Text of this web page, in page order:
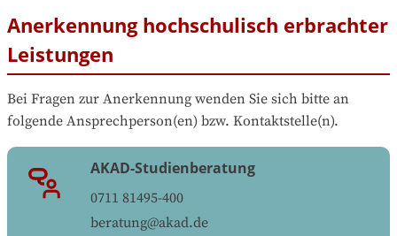
Anerkennung hochschulisch erbrachter
Leistungen
Bei Fragen zur Anerkennung wenden Sie sich bitte an
folgende Ansprechperson(en) bzw. Kontaktstelle(n).
AKAD-Studienberatung
0711 81495-400
beratung@akad.de